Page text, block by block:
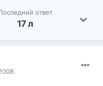
ответ
17 л